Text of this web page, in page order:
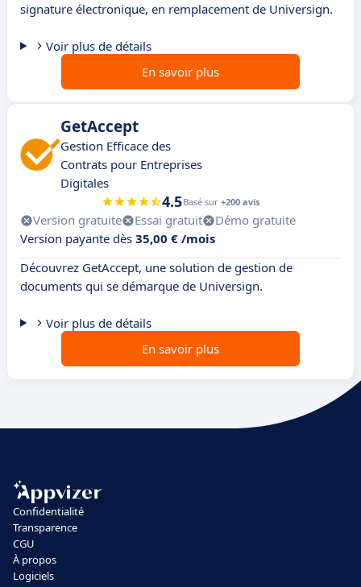
signature électronique, en remplacement de Universign.
Voir plus de détails
En savoir plus
GetAccept
Gestion Efficace des
Contrats pour Entreprises
Digitales
4.5Basé sur +200 avis
Version gratuite Essai gratuit
Démo gratuite
Version payante dès 35,00 € /mois
Découvrez GetAccept, une solution de gestion de
documents qui se démarque de Universign.
Voir plus de détails
En savoir plus
Confidentialité
Transparence
CGU
À propos
Logiciels